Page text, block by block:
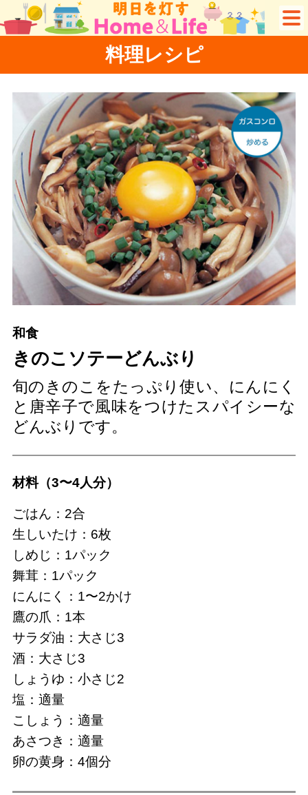
料理レシピ
和食
きのこソテーどんぶり
旬のきのこをたっぷり使い、にんにく
と唐辛子で風味をつけたスパイシーな
どんぶりです。
材料（3〜4人分）
ごはん：2合
生しいたけ：6枚
しめじ：1パック
舞茸：1パック
にんにく：1〜2かけ
鷹の爪：1本
サラダ油：大さじ3
酒：大さじ3
しょうゆ：小さじ2
塩：適量
こしょう：適量
あさつき：適量
卵の黄身：4個分